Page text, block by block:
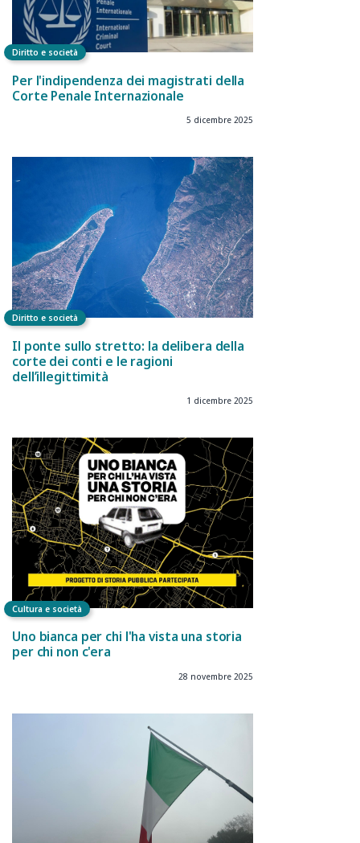
Diritto e società
Per l'indipendenza dei magistrati della
Corte Penale Internazionale
5 dicembre 2025
Diritto e società
Il ponte sullo stretto: la delibera della
corte dei conti e le ragioni
dell’illegittimità
1 dicembre 2025
Cultura e società
Uno bianca per chi l'ha vista una storia
per chi non c'era
28 novembre 2025